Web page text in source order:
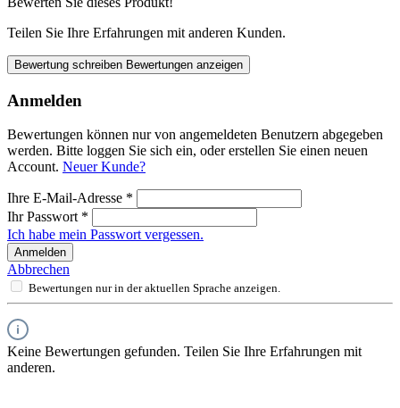
Teilen Sie Ihre Erfahrungen mit anderen Kunden.
Bewertung schreiben Bewertungen anzeigen
Anmelden
Bewertungen können nur von angemeldeten Benutzern abgegeben
werden. Bitte loggen Sie sich ein, oder erstellen Sie einen neuen
Account. Neuer Kunde?
Ihre E-Mail-Adresse *
Ihr Passwort *
Ich habe mein Passwort vergessen.
Anmelden
Abbrechen
Bewertungen nur in der aktuellen Sprache anzeigen.
Keine Bewertungen gefunden. Teilen Sie Ihre Erfahrungen mit
anderen.